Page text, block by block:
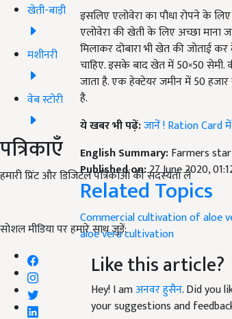
खेती-बाड़ी
मशीनरी
वेब स्टोरी
पत्रिकाएँ
हमारी प्रिंट और डिजिटल पत्रिकाओं की सदस्यता लें
सोशल मीडिया पर हमारे साथ जुड़ें:
इसलिए एलोवेरा का पौधा रोपने के
एलोवेरा की खेती के लिए अच्छा माना
मिलाकर दोबारा भी खेत की जोताई
चाहिए. इसके बाद खेत में 50×50 सेमी.
जाता है. एक हेक्टेयर जमीन में 50
है.
ये खबर भी पढ़ें:जानें ! Ration Card में
English Summary:Farmers
Published on:27 June 2020,
Related Topics
Commercial cultivation of aloe
aloe vera cultivation
Like this article?
Hey! I amअनवर हुसैन. Did you
your suggestions and